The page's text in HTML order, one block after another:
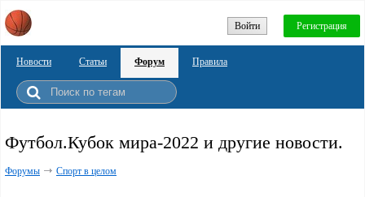
Войти Регистрация
Новости Статьи Форум Правила
Футбол.Кубок мира-2022 и другие новости.
Форумы Спорт в целом